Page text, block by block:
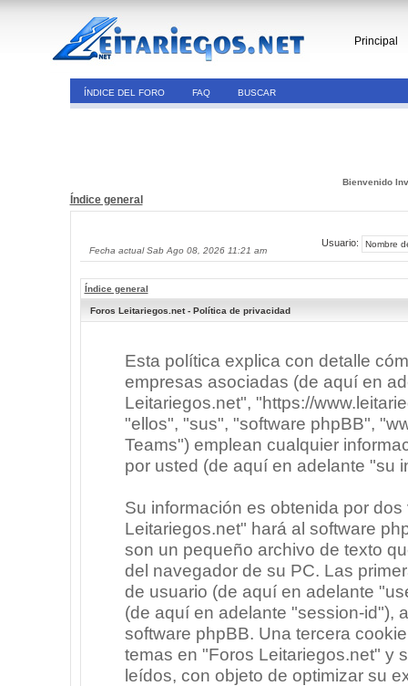
Principal
ÍNDICE DEL FORO FAQ BUSCAR
Bienvenido
Índice general
Fecha actual Sab Ago 08, 2026 11:21 am
Usuario:
Índice general
Foros Leitariegos.net - Política de privacidad
Esta política explica con detalle
empresas asociadas (de aquí en
Leitariegos.net", "https://
"ellos", "sus", "software phpBB",
Teams") emplean cualquier
por usted (de aquí en adelante "su
Su información es obtenida por
Leitariegos.net" hará al software
son un pequeño archivo de texto
del navegador de su PC. Las
de usuario (de aquí en adelante
(de aquí en adelante "session-id"),
software phpBB. Una tercera
temas en "Foros Leitariegos.net" y
leídos, con objeto de optimizar su